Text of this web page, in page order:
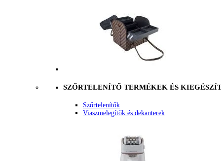
SZŐRTELENÍTŐ TERMÉKEK ÉS
Szőrtelenítők
Viaszmelegítők és dekanterek